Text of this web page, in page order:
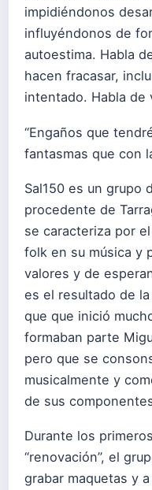
impidiéndonos
influyéndonos de
autoestima. Habla
hacen fracasar,
intentado. Habla de
“Engaños que
fantasmas que con
Sal150 es un grupo
procedente de
se caracteriza por
folk en su música y
valores y de
es el resultado de
que que inició
formaban parte
pero que se
musicalmente y
de sus
Durante los
“renovación”, el
grabar maquetas y